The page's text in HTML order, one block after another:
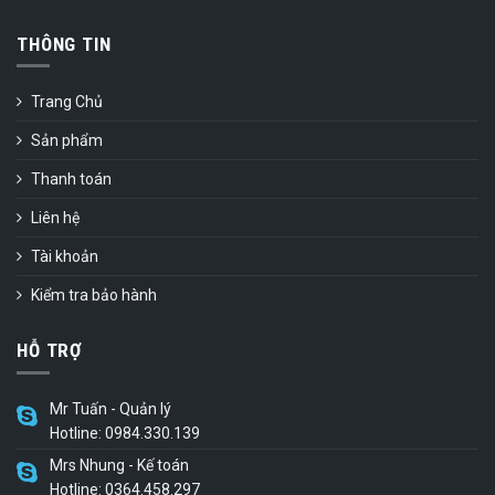
THÔNG TIN
Trang Chủ
Sản phẩm
Thanh toán
Liên hệ
Tài khoản
Kiểm tra bảo hành
HỖ TRỢ
Mr Tuấn - Quản lý
Hotline: 0984.330.139
Mrs Nhung - Kế toán
Hotline: 0364.458.297